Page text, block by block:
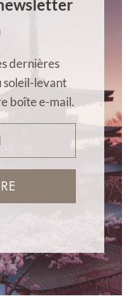
dernières
soleil-levant
boîte e-mail.